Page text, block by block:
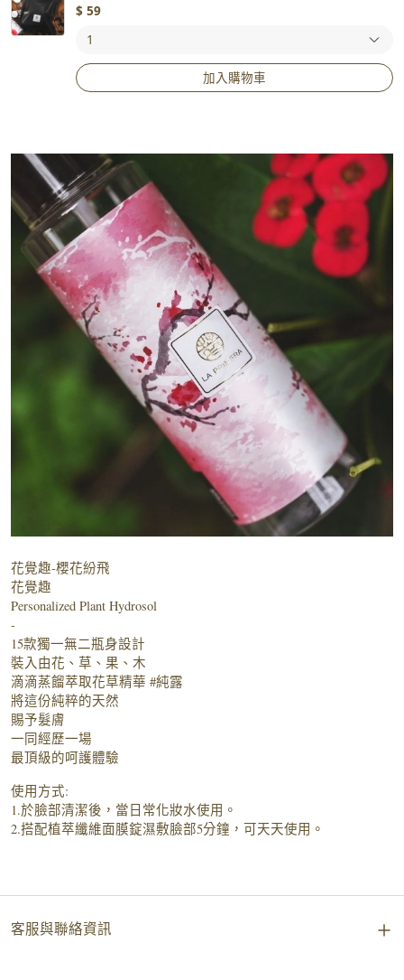
$ 59
加入購物車
花覺趣-櫻花紛飛
花覺趣
Personalized Plant Hydrosol
-
15款獨一無二瓶身設計
裝入由花、草、果、木
滴滴蒸餾萃取花草精華 #純露
將這份純粹的天然
賜予髮膚
一同經歷一場
最頂級的呵護體驗
使用方式:
1.於臉部清潔後，當日常化妝水使用。
2.搭配植萃纖維面膜錠濕敷臉部5分鐘，可天天使用。
客服與聯絡資訊